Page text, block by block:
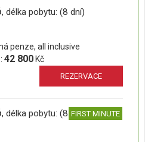
, délka pobytu: (8 dní)
penze, all inclusive
42 800 Kč
REZERVACE
, délka pobytu: (8 dní)FIRST MINUTE